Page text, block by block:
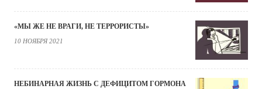
«МЫ ЖЕ НЕ ВРАГИ, НЕ ТЕРРОРИСТЫ»
10 НОЯБРЯ 2021
НЕБИНАРНАЯ ЖИЗНЬ С ДЕФИЦИТОМ ГОРМОНА